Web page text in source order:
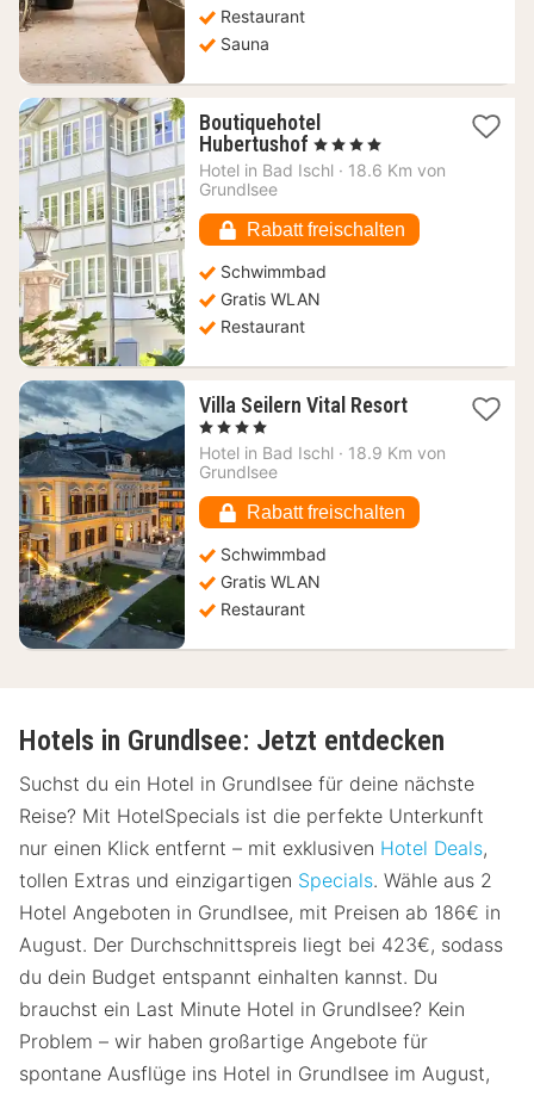
Restaurant
Sauna
Boutiquehotel
Hubertushof 1
Nacht
€
, 4 Sterne
Hotel in Bad Ischl · 18.6 Km von
Grundlsee
Rabatt freischalten
Schwimmbad
Gratis WLAN
Restaurant
Villa Seilern Vital Resort1
ab
, 4 Sterne
Hotel in Bad Ischl · 18.9 Km von
Grundlsee
Rabatt freischalten
Schwimmbad
Gratis WLAN
Restaurant
Hotels in Grundlsee: Jetzt entdecken
Suchst du ein Hotel in Grundlsee für deine nächste
Reise? Mit HotelSpecials ist die perfekte Unterkunft
nur einen Klick entfernt – mit exklusiven Hotel Deals,
tollen Extras und einzigartigen Specials. Wähle aus 2
Hotel Angeboten in Grundlsee, mit Preisen ab 186€ in
August. Der Durchschnittspreis liegt bei 423€, sodass
du dein Budget entspannt einhalten kannst. Du
brauchst ein Last Minute Hotel in Grundlsee? Kein
Problem – wir haben großartige Angebote für
spontane Ausflüge ins Hotel in Grundlsee im August,